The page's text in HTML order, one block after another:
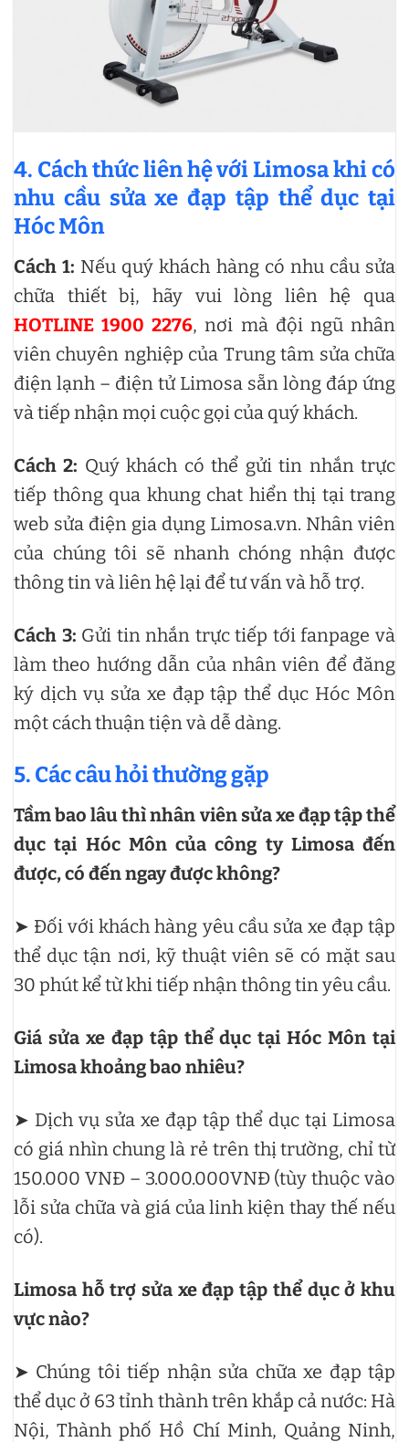
4. Cách thức liên hệ với Limosa khi có
nhu cầu sửa xe đạp tập thể dục tại
Hóc Môn
Cách 1: Nếu quý khách hàng có nhu cầu sửa
chữa thiết bị, hãy vui lòng liên hệ qua
HOTLINE 1900 2276, nơi mà đội ngũ nhân
viên chuyên nghiệp của Trung tâm sửa chữa
điện lạnh – điện tử Limosa sẵn lòng đáp ứng
và tiếp nhận mọi cuộc gọi của quý khách.
Cách 2: Quý khách có thể gửi tin nhắn trực
tiếp thông qua khung chat hiển thị tại trang
web sửa điện gia dụng Limosa.vn. Nhân viên
của chúng tôi sẽ nhanh chóng nhận được
thông tin và liên hệ lại để tư vấn và hỗ trợ.
Cách 3: Gửi tin nhắn trực tiếp tới fanpage và
làm theo hướng dẫn của nhân viên để đăng
ký dịch vụ sửa xe đạp tập thể dục Hóc Môn
một cách thuận tiện và dễ dàng.
5. Các câu hỏi thường gặp
Tầm bao lâu thì nhân viên sửa xe đạp tập thể
dục tại Hóc Môn của công ty Limosa đến
được, có đến ngay được không?
➤ Đối với khách hàng yêu cầu sửa xe đạp tập
thể dục tận nơi, kỹ thuật viên sẽ có mặt sau
30 phút kể từ khi tiếp nhận thông tin yêu cầu.
Giá sửa xe đạp tập thể dục tại Hóc Môn tại
Limosa khoảng bao nhiêu?
➤ Dịch vụ sửa xe đạp tập thể dục tại Limosa
có giá nhìn chung là rẻ trên thị trường, chỉ từ
150.000 VNĐ – 3.000.000VNĐ (tùy thuộc vào
lỗi sửa chữa và giá của linh kiện thay thế nếu
có).
Limosa hỗ trợ sửa xe đạp tập thể dục ở khu
vực nào?
➤ Chúng tôi tiếp nhận sửa chữa xe đạp tập
thể dục ở 63 tỉnh thành trên khắp cả nước: Hà
Nội, Thành phố Hồ Chí Minh, Quảng Ninh,